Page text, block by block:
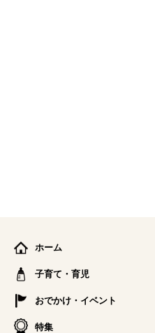
ホーム
子育て・育児
おでかけ・イベント
特集